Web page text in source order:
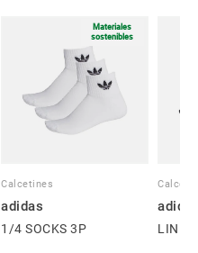
Materiales
sostenibles
Calcetines
adidas
1/4 SOCKS 3P LINER